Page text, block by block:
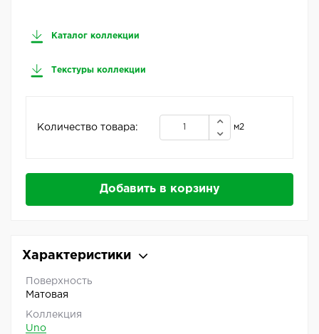
Каталог коллекции
Текстуры коллекции
Количество товара: м2
Добавить в корзину
Характеристики
Поверхность
Матовая
Коллекция
Uno